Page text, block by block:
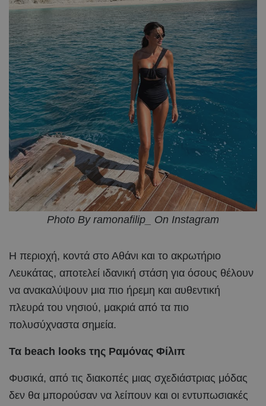
Photo By ramonafilip_ On Instagram
Η περιοχή, κοντά στο Αθάνι και το ακρωτήριο
Λευκάτας, αποτελεί ιδανική στάση για όσους θέλουν
να ανακαλύψουν μια πιο ήρεμη και αυθεντική
πλευρά του νησιού, μακριά από τα πιο
πολυσύχναστα σημεία.
Τα beach looks της Ραμόνας Φίλιπ
Φυσικά, από τις διακοπές μιας σχεδιάστριας μόδας
δεν θα μπορούσαν να λείπουν και οι εντυπωσιακές